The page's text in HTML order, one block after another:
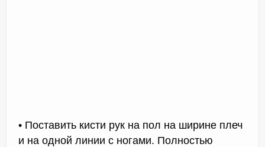
• Поставить кисти рук на пол на ширине плеч
и на одной линии с ногами. Полностью